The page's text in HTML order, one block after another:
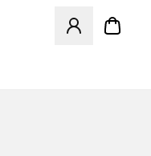
Åbner en